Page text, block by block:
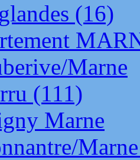
(16)
Marne
(111)
Marne